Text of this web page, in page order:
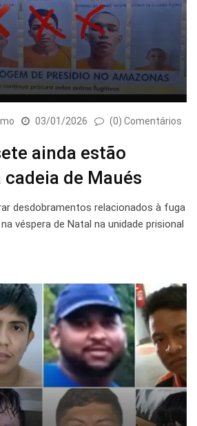
03/01/2026 (0) Comentários
ainda estão
de Maués
desdobramentos relacionados à fuga
véspera de Natal na unidade prisional